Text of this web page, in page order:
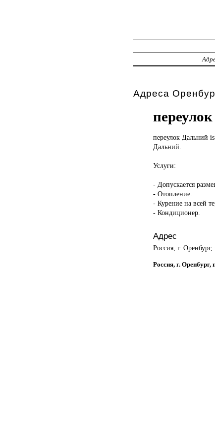
Адреса
переулок Дальний
Дальний.
Услуги:
- Допускается
- Отопление.
- Курение на всей
- Кондиционер.
Адрес
Россия, г.
Россия, г. Оренбург,